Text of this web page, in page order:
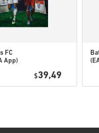
veidu
FC
App)
$39,49